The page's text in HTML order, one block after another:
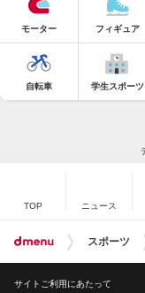
モーター フィギュア
自転車 学生スポーツ
TOP ニュース
スポーツ
サイトご利用にあたって